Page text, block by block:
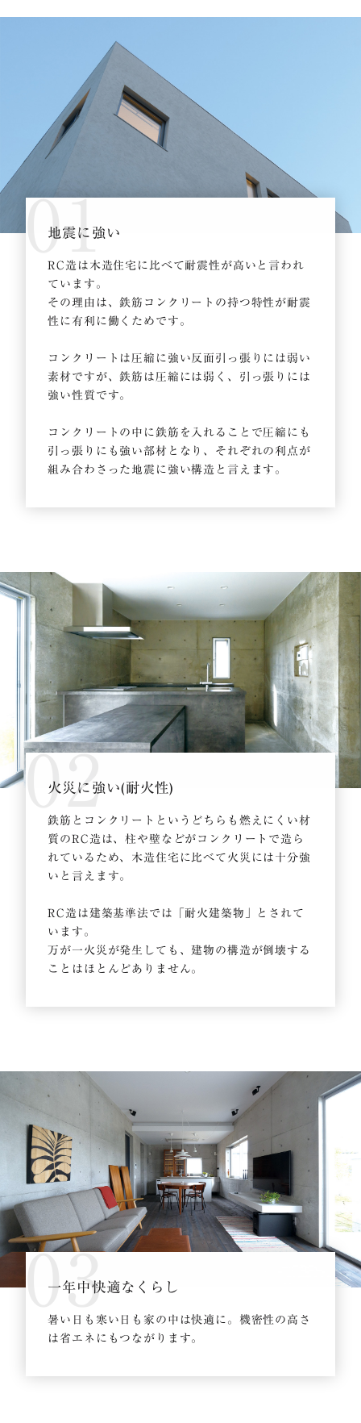
01
地震に強い
RC造は木造住宅に比べて耐震性が高いと言われ
ています。
その理由は、鉄筋コンクリートの持つ特性が耐震
性に有利に働くためです。
コンクリートは圧縮に強い反面引っ張りには弱い
素材ですが、鉄筋は圧縮には弱く、引っ張りには
強い性質です。
コンクリートの中に鉄筋を入れることで圧縮にも
引っ張りにも強い部材となり、それぞれの利点が
組み合わさった地震に強い構造と言えます。
02
火災に強い(耐火性)
鉄筋とコンクリートというどちらも燃えにくい材
質のRC造は、柱や壁などがコンクリートで造ら
れているため、木造住宅に比べて火災には十分強
いと言えます。
RC造は建築基準法では「耐火建築物」とされて
います。
万が一火災が発生しても、建物の構造が倒壊する
ことはほとんどありません。
03
一年中快適なくらし
暑い日も寒い日も家の中は快適に。機密性の高さ
は省エネにもつながります。